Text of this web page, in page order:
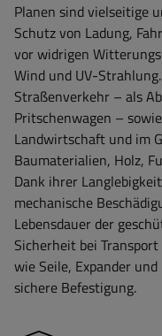
Planen sind vielseitige
Schutz von Ladung,
vor widrigen
Wind und UV-
Straßenverkehr – als
Pritschenwagen –
Landwirtschaft und im
Baumaterialien, Holz,
Dank ihrer
mechanische
Lebensdauer der
Sicherheit bei
wie Seile, Expander
sichere Befestigung.